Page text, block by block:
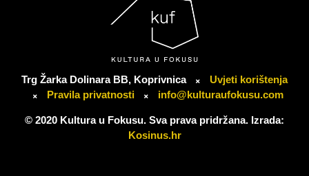
Trg Žarka Dolinara BB, Koprivnica
Uvjeti korištenja
Pravila privatnosti
info@kulturaufokusu.com
© 2020 Kultura u Fokusu. Sva prava pridržana. Izrada:
Kosinus.hr